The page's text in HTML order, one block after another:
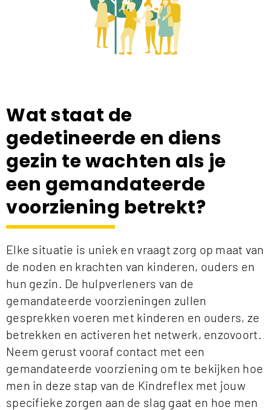
Wat staat de
gedetineerde en diens
gezin te wachten als je
een gemandateerde
voorziening betrekt?
Elke situatie is uniek en vraagt zorg op maat van
de noden en krachten van kinderen, ouders en
hun gezin. De hulpverleners van de
gemandateerde voorzieningen zullen
gesprekken voeren met kinderen en ouders, ze
betrekken en activeren het netwerk, enzovoort.
Neem gerust vooraf contact met een
gemandateerde voorziening om te bekijken hoe
men in deze stap van de Kindreflex met jouw
specifieke zorgen aan de slag gaat en hoe men